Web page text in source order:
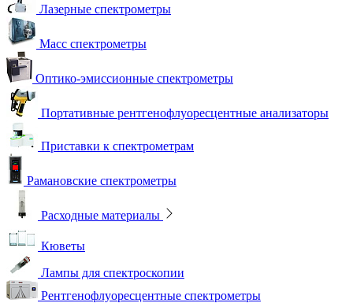
Лазерные спектрометры
Масс спектрометры
Оптико-эмиссионные спектрометры
Портативные рентгенофлуоресцентные анализаторы
Приставки к спектрометрам
Рамановские спектрометры
Расходные материалы
Кюветы
Лампы для спектроскопии
Рентгенофлуоресцентные спектрометры